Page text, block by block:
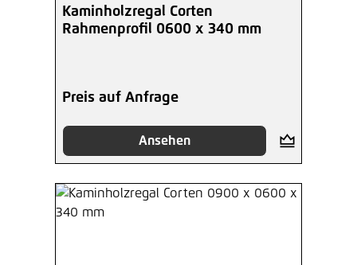
Kaminholzregal Corten
Rahmenprofil 0600 x 340 mm
Preis auf Anfrage
Ansehen